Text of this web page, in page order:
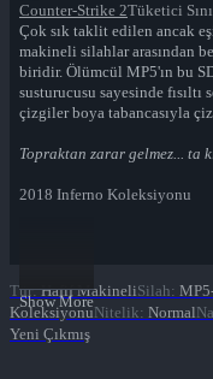
Counter-Strike 2Tüketici
Çok sık taklit edilen ancak
makineli silahlar arasından
biridir. Ölümcül MP5'ın bu
susturucusu sayesinde
çizgiler boya tabancasıyla
Topraktan zarar gelmez... ta
2018 Inferno Koleksiyonu
Show More
Tür: Hafif MakineliSilah:
KoleksiyonuNitelik: Normal
Yeni Çıkmış